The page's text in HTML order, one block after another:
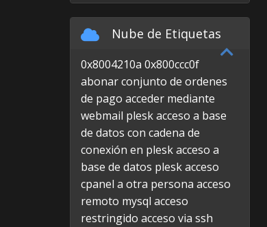
Nube de Etiquetas
0x8004210a 0x800ccc0f
abonar conjunto de ordenes
de pago acceder mediante
webmail pleskacceso a base
de datos con cadena de
conexión en pleskacceso a
base de datos pleskacceso
cpanel a otra persona acceso
remoto mysql acceso
restringido acceso via ssh